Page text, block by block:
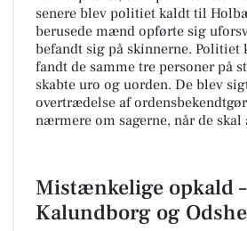
senere blev politiet kaldt til
berusede mænd opførte sig
befandt sig på skinnerne. Politiet
fandt de samme tre personer på
skabte uro og uorden. De blev
overtrædelse af
nærmere om sagerne, når de skal
Mistænkelige opkald –
Kalundborg og